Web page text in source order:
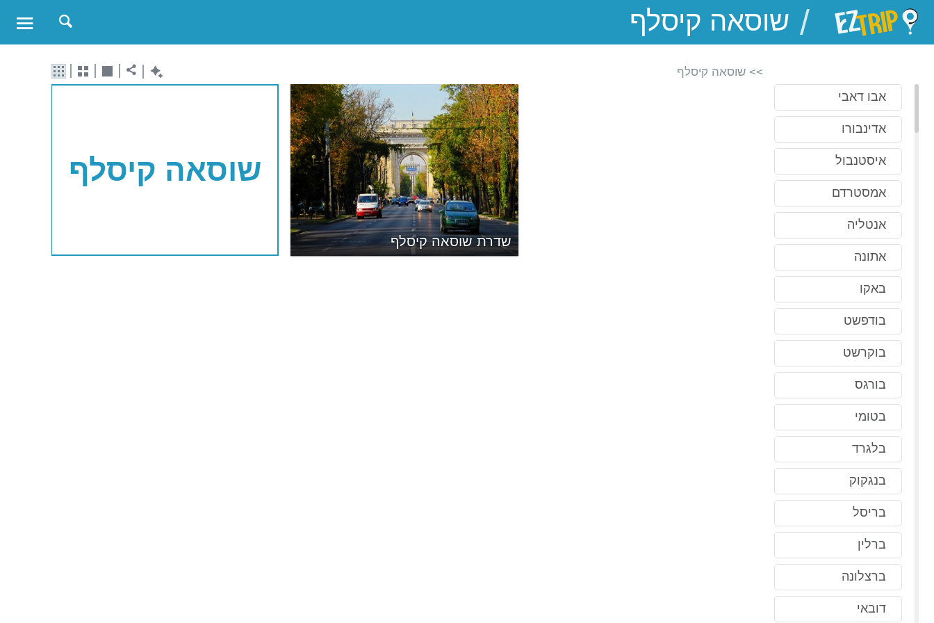
EZTrip
/
אבו דאבי
אדינבורו
איסטנבול
אמסטרדם
אנטליה
אתונה
באקו
בודפשט
בוקרשט
בורגס
בטומי
בלגרד
בנגקוק
בריסל
ברלין
ברצלונה
דובאי
>> שוסאה קיסלף
שוסאה קיסלף
שדרת שוסאה קיסלף